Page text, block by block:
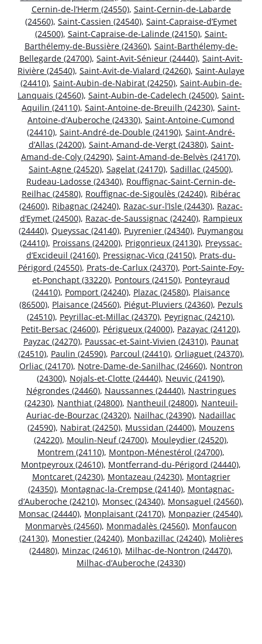
Cernin-de-l’Herm (24550), Saint-Cernin-de-Labarde
(24560), Saint-Cassien (24540), Saint-Capraise-d’Eymet
(24500), Saint-Capraise-de-Lalinde (24150), Saint-
Barthélemy-de-Bussière (24360), Saint-Barthélemy-de-
Bellegarde (24700), Saint-Avit-Sénieur (24440), Saint-Avit-
Rivière (24540), Saint-Avit-de-Vialard (24260), Saint-Aulaye
(24410), Saint-Aubin-de-Nabirat (24250), Saint-Aubin-de-
Lanquais (24560), Saint-Aubin-de-Cadelech (24500), Saint-
Aquilin (24110), Saint-Antoine-de-Breuilh (24230), Saint-
Antoine-d’Auberoche (24330), Saint-Antoine-Cumond
(24410), Saint-André-de-Double (24190), Saint-André-
d’Allas (24200), Saint-Amand-de-Vergt (24380), Saint-
Amand-de-Coly (24290), Saint-Amand-de-Belvès (24170),
Saint-Agne (24520), Sagelat (24170), Sadillac (24500),
Rudeau-Ladosse (24340), Rouffignac-Saint-Cernin-de-
Reilhac (24580), Rouffignac-de-Sigoulès (24240), Ribérac
(24600), Ribagnac (24240), Razac-sur-l’Isle (24430), Razac-
d’Eymet (24500), Razac-de-Saussignac (24240), Rampieux
(24440), Queyssac (24140), Puyrenier (24340), Puymangou
(24410), Proissans (24200), Prigonrieux (24130), Preyssac-
d’Excideuil (24160), Pressignac-Vicq (24150), Prats-du-
Périgord (24550), Prats-de-Carlux (24370), Port-Sainte-Foy-
et-Ponchapt (33220), Pontours (24150), Ponteyraud
(24410), Pomport (24240), Plazac (24580), Plaisance
(86500), Plaisance (24560), Piégut-Pluviers (24360), Pezuls
(24510), Peyrillac-et-Millac (24370), Peyrignac (24210),
Petit-Bersac (24600), Périgueux (24000), Pazayac (24120),
Payzac (24270), Paussac-et-Saint-Vivien (24310), Paunat
(24510), Paulin (24590), Parcoul (24410), Orliaguet (24370),
Orliac (24170), Notre-Dame-de-Sanilhac (24660), Nontron
(24300), Nojals-et-Clotte (24440), Neuvic (24190),
Négrondes (24460), Naussannes (24440), Nastringues
(24230), Nanthiat (24800), Nantheuil (24800), Nanteuil-
Auriac-de-Bourzac (24320), Nailhac (24390), Nadaillac
(24590), Nabirat (24250), Mussidan (24400), Mouzens
(24220), Moulin-Neuf (24700), Mouleydier (24520),
Montrem (24110), Montpon-Ménestérol (24700),
Montpeyroux (24610), Montferrand-du-Périgord (24440),
Montcaret (24230), Montazeau (24230), Montagrier
(24350), Montagnac-la-Crempse (24140), Montagnac-
d’Auberoche (24210), Monsec (24340), Monsaguel (24560),
Monsac (24440), Monplaisant (24170), Monpazier (24540),
Monmarvès (24560), Monmadalès (24560), Monfaucon
(24130), Monestier (24240), Monbazillac (24240), Molières
(24480), Minzac (24610), Milhac-de-Nontron (24470),
Milhac-d’Auberoche (24330)